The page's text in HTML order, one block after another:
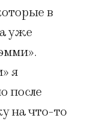
в
уже
я
после
на что-то